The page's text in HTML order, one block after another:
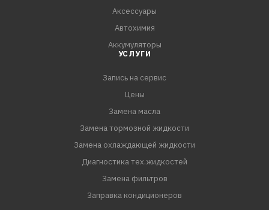
Аксессуары
Автохимия
Аккумуляторы
УСЛУГИ
Запись на сервис
Цены
Замена масла
Замена тормозной жидкости
Замена охлаждающей жидкости
Диагностика тех.жидкостей
Замена фильтров
Заправка кондиционеров